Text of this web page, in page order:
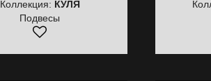
Коллекция: КУЛЯ
Подвесы